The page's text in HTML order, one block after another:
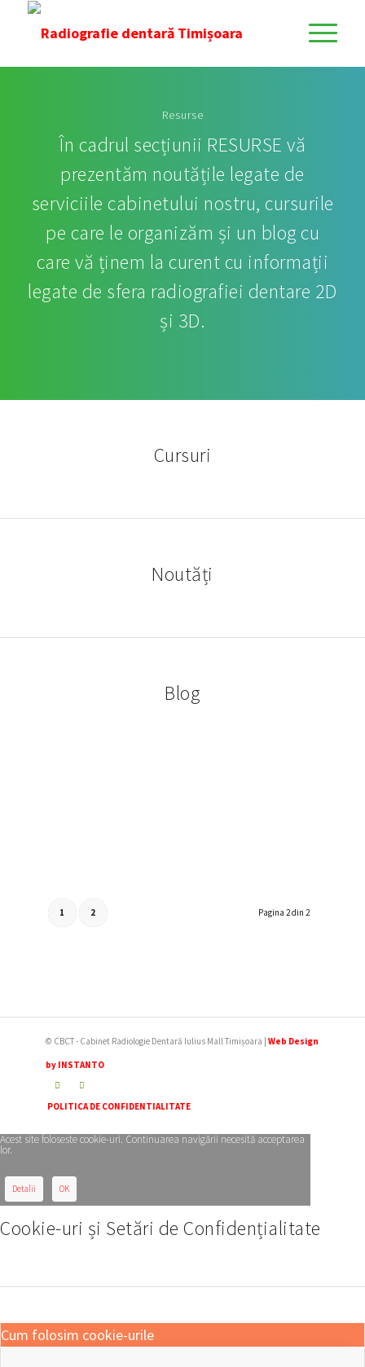
Resurse
În cadrul secțiunii RESURSE vă
prezentăm noutățile legate de
serviciile cabinetului nostru, cursurile
pe care le organizăm și un blog cu
care vă ținem la curent cu informații
legate de sfera radiografiei dentare 2D
și 3D.
Cursuri
Noutăți
Blog
Pagina 2 din 2
1 2
© CBCT - Cabinet Radiologie Dentară Iulius Mall Timișoara | Web Design
by INSTANTO
POLITICA DE CONFIDENTIALITATE
Acest site foloseste cookie-uri. Continuarea navigării necesită acceptarea
lor.
Detalii OK
Cookie-uri și Setări de Confidențialitate
Cum folosim cookie-urile